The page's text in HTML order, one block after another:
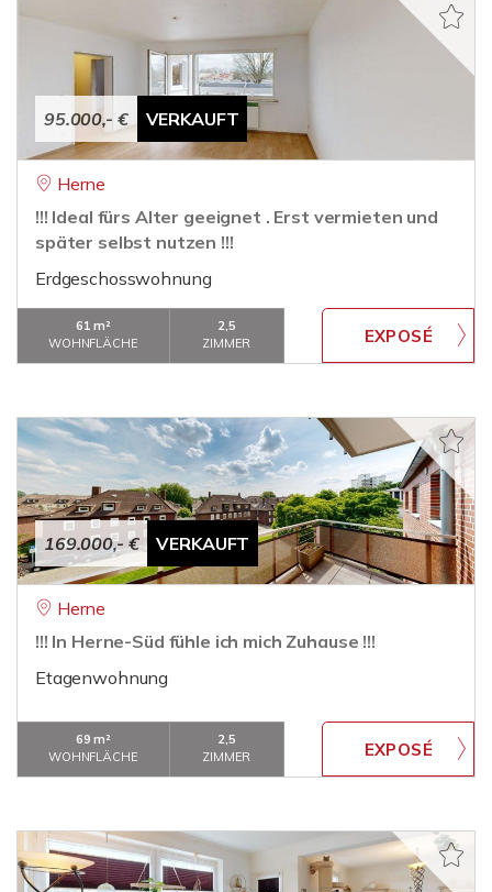
95.000,- € VERKAUFT
Herne
!!! Ideal fürs Alter geeignet . Erst vermieten und
später selbst nutzen !!!
Erdgeschosswohnung
61 m²
WOHNFLÄCHE
2,5
ZIMMER
169.000,- € VERKAUFT
Herne
!!! In Herne-Süd fühle ich mich Zuhause !!!
Etagenwohnung
69 m²
WOHNFLÄCHE
2,5
ZIMMER